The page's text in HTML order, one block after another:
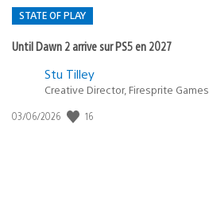
STATE OF PLAY
Until Dawn 2 arrive sur PS5 en 2027
Postée
:
Stu Tilley
Creative Director, Firesprite Games
Date
03/06/2026 16